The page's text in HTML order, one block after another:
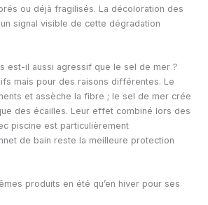
ou déjà fragilisés. La décoloration des
signal visible de cette dégradation
est-il aussi agressif que le sel de mer ?
mais pour des raisons différentes. Le
et assèche la fibre ; le sel de mer crée
des écailles. Leur effet combiné lors des
piscine est particulièrement
de bain reste la meilleure protection
produits en été qu’en hiver pour ses